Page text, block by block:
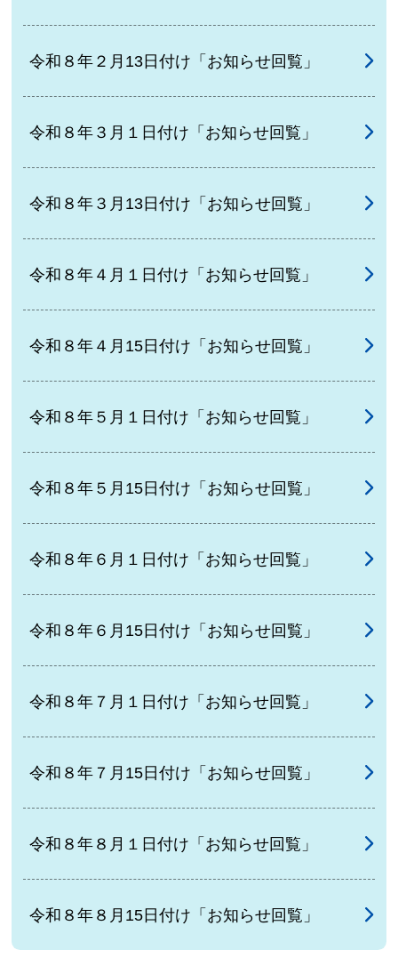
令和８年２月13日付け「お知らせ回覧」
令和８年３月１日付け「お知らせ回覧」
令和８年３月13日付け「お知らせ回覧」
令和８年４月１日付け「お知らせ回覧」
令和８年４月15日付け「お知らせ回覧」
令和８年５月１日付け「お知らせ回覧」
令和８年５月15日付け「お知らせ回覧」
令和８年６月１日付け「お知らせ回覧」
令和８年６月15日付け「お知らせ回覧」
令和８年７月１日付け「お知らせ回覧」
令和８年７月15日付け「お知らせ回覧」
令和８年８月１日付け「お知らせ回覧」
令和８年８月15日付け「お知らせ回覧」